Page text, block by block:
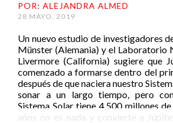
POR: ALEJANDRA ALMED
28 MAYO, 2019
Un nuevo estudio de investigadores
Münster (Alemania) y el Laboratorio
Livermore (California) sugiere que
comenzado a formarse dentro del
después de que naciera nuestro
sonar a un largo tiempo, pero
Sistema Solar tiene 4,500 millones
años no es nada y convierte a